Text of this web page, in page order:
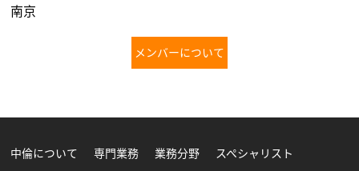
南京
メンバーについて
中倫について 専門業務 業務分野 スペシャリスト